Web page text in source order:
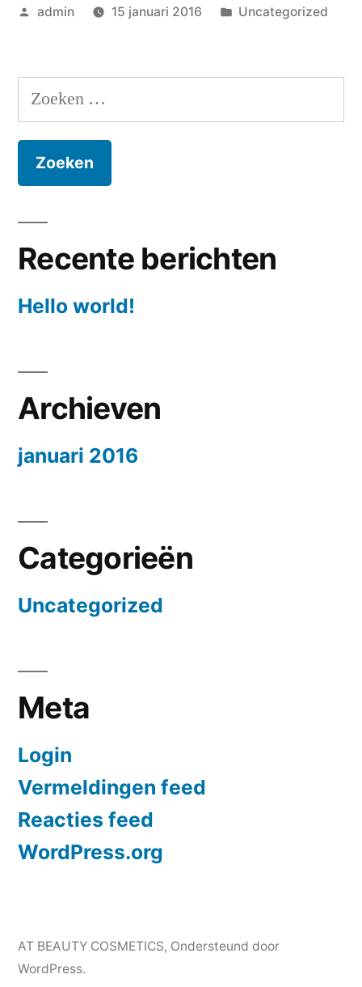
Geplaatst
admin 15 januari 2016
Geplaatst
Uncategorized
Zoeken
naar:
Recente berichten
Hello world!
Archieven
januari 2016
Categorieën
Uncategorized
Meta
Login
Vermeldingen feed
Reacties feed
WordPress.org
AT BEAUTY COSMETICS, Ondersteund door
WordPress.